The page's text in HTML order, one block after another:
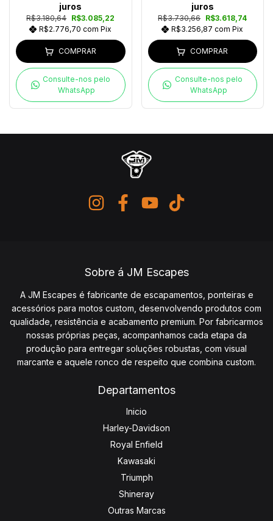
R$3.180,64 R$3.085,22
R$2.776,70com Pix
juros
COMPRAR
Consulte-nos pelo
WhatsApp
R$3.730,66 R$3.618,74
R$3.256,87com Pix
juros
COMPRAR
Consulte-nos pelo
WhatsApp
Sobre á JM Escapes
A JM Escapes é fabricante de escapamentos, ponteiras e
acessórios para motos custom, desenvolvendo produtos com
qualidade, resistência e acabamento premium. Por fabricarmos
nossas próprias peças, acompanhamos cada etapa da
produção para entregar soluções robustas, com visual
marcante e aquele ronco de respeito que combina custom.
Departamentos
Inicio
Harley-Davidson
Royal Enfield
Kawasaki
Triumph
Shineray
Outras Marcas